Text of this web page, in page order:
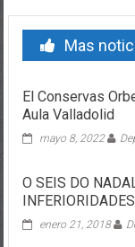
Mas
El Conservas
Aula Valladolid
mayo 8, 2022
O SEIS DO
enero 21, 2018